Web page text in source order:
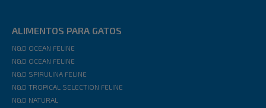
ALIMENTOS PARA GATOS
N&D OCEAN FELINE
N&D OCEAN FELINE
N&D SPIRULINA FELINE
N&D TROPICAL SELECTION FELINE
N&D NATURAL